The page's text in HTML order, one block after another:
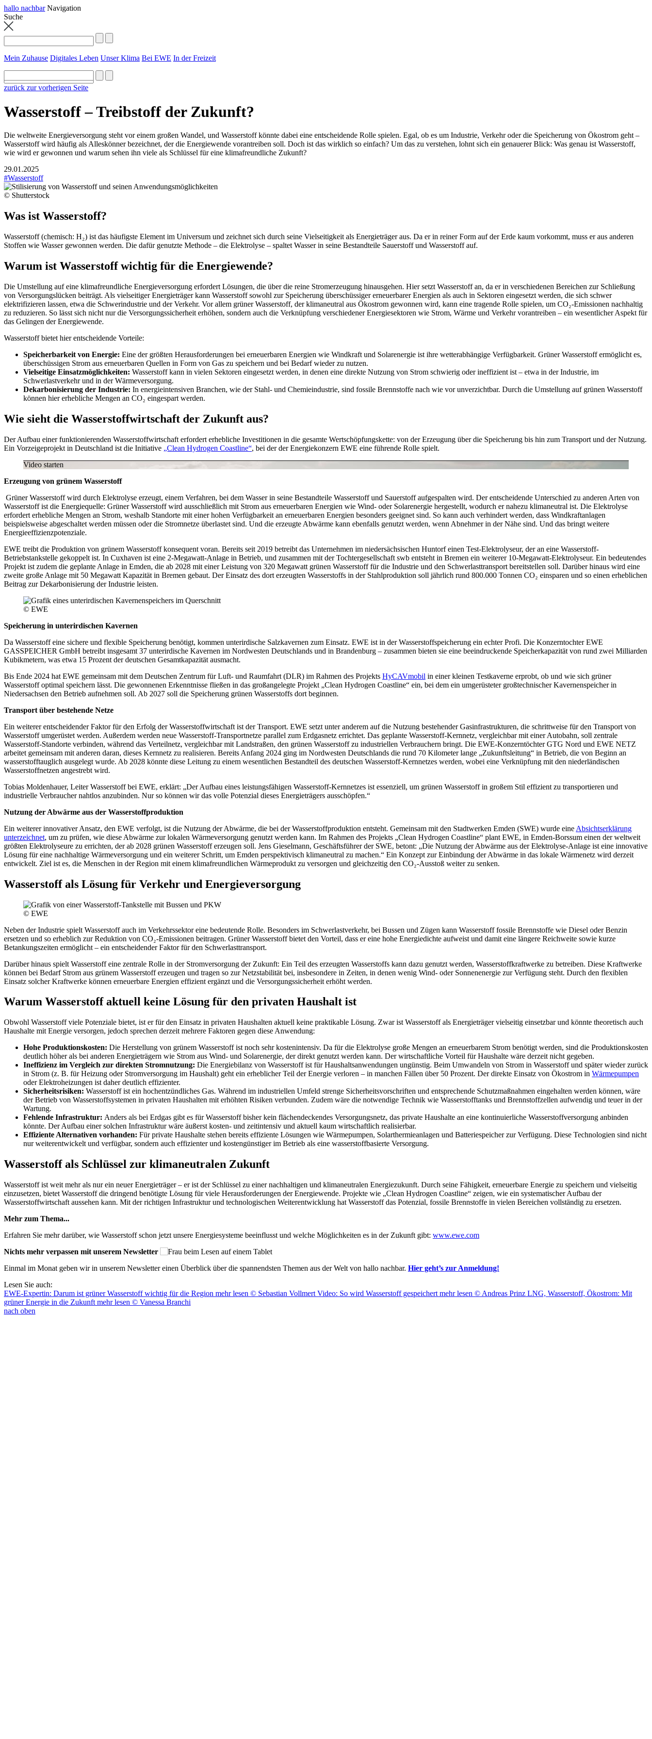
hallo nachbar Navigation
Suche
Mein Zuhause Digitales Leben Unser Klima Bei EWE In der Freizeit
zurück zur vorherigen Seite
Wasserstoff – Treibstoff der Zukunft?
Die weltweite Energieversorgung steht vor einem großen Wandel, und Wasserstoff könnte dabei eine entscheidende Rolle spielen. Egal, ob es um Industrie, Verkehr oder die Speicherung von Ökostrom geht –
Wasserstoff wird häufig als Alleskönner bezeichnet, der die Energiewende vorantreiben soll. Doch ist das wirklich so einfach? Um das zu verstehen, lohnt sich ein genauerer Blick: Was genau ist Wasserstoff,
wie wird er gewonnen und warum sehen ihn viele als Schlüssel für eine klimafreundliche Zukunft?
29.01.2025
#Wasserstoff
© Shutterstock
Was ist Wasserstoff?
Wasserstoff (chemisch: H₂) ist das häufigste Element im Universum und zeichnet sich durch seine Vielseitigkeit als Energieträger aus. Da er in reiner Form auf der Erde kaum vorkommt, muss er aus anderen
Stoffen wie Wasser gewonnen werden. Die dafür genutzte Methode – die Elektrolyse – spaltet Wasser in seine Bestandteile Sauerstoff und Wasserstoff auf.
Warum ist Wasserstoff wichtig für die Energiewende?
Die Umstellung auf eine klimafreundliche Energieversorgung erfordert Lösungen, die über die reine Stromerzeugung hinausgehen. Hier setzt Wasserstoff an, da er in verschiedenen Bereichen zur Schließung
von Versorgungslücken beiträgt. Als vielseitiger Energieträger kann Wasserstoff sowohl zur Speicherung überschüssiger erneuerbarer Energien als auch in Sektoren eingesetzt werden, die sich schwer
elektrifizieren lassen, etwa die Schwerindustrie und der Verkehr. Vor allem grüner Wasserstoff, der klimaneutral aus Ökostrom gewonnen wird, kann eine tragende Rolle spielen, um CO₂-Emissionen nachhaltig
zu reduzieren. So lässt sich nicht nur die Versorgungssicherheit erhöhen, sondern auch die Verknüpfung verschiedener Energiesektoren wie Strom, Wärme und Verkehr vorantreiben – ein wesentlicher Aspekt für
das Gelingen der Energiewende.
Wasserstoff bietet hier entscheidende Vorteile:
Speicherbarkeit von Energie: Eine der größten Herausforderungen bei erneuerbaren Energien wie Windkraft und Solarenergie ist ihre wetterabhängige Verfügbarkeit. Grüner Wasserstoff ermöglicht es,
überschüssigen Strom aus erneuerbaren Quellen in Form von Gas zu speichern und bei Bedarf wieder zu nutzen.
Vielseitige Einsatzmöglichkeiten: Wasserstoff kann in vielen Sektoren eingesetzt werden, in denen eine direkte Nutzung von Strom schwierig oder ineffizient ist – etwa in der Industrie, im
Schwerlastverkehr und in der Wärmeversorgung.
Dekarbonisierung der Industrie: In energieintensiven Branchen, wie der Stahl- und Chemieindustrie, sind fossile Brennstoffe nach wie vor unverzichtbar. Durch die Umstellung auf grünen Wasserstoff
können hier erhebliche Mengen an CO₂ eingespart werden.
Wie sieht die Wasserstoffwirtschaft der Zukunft aus?
Der Aufbau einer funktionierenden Wasserstoffwirtschaft erfordert erhebliche Investitionen in die gesamte Wertschöpfungskette: von der Erzeugung über die Speicherung bis hin zum Transport und der Nutzung.
Ein Vorzeigeprojekt in Deutschland ist die Initiative „Clean Hydrogen Coastline“, bei der der Energiekonzern EWE eine führende Rolle spielt.
Video starten
Erzeugung von grünem Wasserstoff
Grüner Wasserstoff wird durch Elektrolyse erzeugt, einem Verfahren, bei dem Wasser in seine Bestandteile Wasserstoff und Sauerstoff aufgespalten wird. Der entscheidende Unterschied zu anderen Arten von
Wasserstoff ist die Energiequelle: Grüner Wasserstoff wird ausschließlich mit Strom aus erneuerbaren Energien wie Wind- oder Solarenergie hergestellt, wodurch er nahezu klimaneutral ist. Die Elektrolyse
erfordert erhebliche Mengen an Strom, weshalb Standorte mit einer hohen Verfügbarkeit an erneuerbaren Energien besonders geeignet sind. So kann auch verhindert werden, dass Windkraftanlagen
beispielsweise abgeschaltet werden müssen oder die Stromnetze überlastet sind. Und die erzeugte Abwärme kann ebenfalls genutzt werden, wenn Abnehmer in der Nähe sind. Und das bringt weitere
Energieeffizienzpotenziale.
EWE treibt die Produktion von grünem Wasserstoff konsequent voran. Bereits seit 2019 betreibt das Unternehmen im niedersächsischen Huntorf einen Test-Elektrolyseur, der an eine Wasserstoff-
Betriebstankstelle gekoppelt ist. In Cuxhaven ist eine 2-Megawatt-Anlage in Betrieb, und zusammen mit der Tochtergesellschaft swb entsteht in Bremen ein weiterer 10-Megawatt-Elektrolyseur. Ein bedeutendes
Projekt ist zudem die geplante Anlage in Emden, die ab 2028 mit einer Leistung von 320 Megawatt grünen Wasserstoff für die Industrie und den Schwerlasttransport bereitstellen soll. Darüber hinaus wird eine
zweite große Anlage mit 50 Megawatt Kapazität in Bremen gebaut. Der Einsatz des dort erzeugten Wasserstoffs in der Stahlproduktion soll jährlich rund 800.000 Tonnen CO₂ einsparen und so einen erheblichen
Beitrag zur Dekarbonisierung der Industrie leisten.
© EWE
Speicherung in unterirdischen Kavernen
Da Wasserstoff eine sichere und flexible Speicherung benötigt, kommen unterirdische Salzkavernen zum Einsatz. EWE ist in der Wasserstoffspeicherung ein echter Profi. Die Konzerntochter EWE
GASSPEICHER GmbH betreibt insgesamt 37 unterirdische Kavernen im Nordwesten Deutschlands und in Brandenburg – zusammen bieten sie eine beeindruckende Speicherkapazität von rund zwei Milliarden
Kubikmetern, was etwa 15 Prozent der deutschen Gesamtkapazität ausmacht.
Bis Ende 2024 hat EWE gemeinsam mit dem Deutschen Zentrum für Luft- und Raumfahrt (DLR) im Rahmen des Projekts HyCAVmobil in einer kleinen Testkaverne erprobt, ob und wie sich grüner
Wasserstoff optimal speichern lässt. Die gewonnenen Erkenntnisse fließen in das großangelegte Projekt „Clean Hydrogen Coastline“ ein, bei dem ein umgerüsteter großtechnischer Kavernenspeicher in
Niedersachsen den Betrieb aufnehmen soll. Ab 2027 soll die Speicherung grünen Wasserstoffs dort beginnen.
Transport über bestehende Netze
Ein weiterer entscheidender Faktor für den Erfolg der Wasserstoffwirtschaft ist der Transport. EWE setzt unter anderem auf die Nutzung bestehender Gasinfrastrukturen, die schrittweise für den Transport von
Wasserstoff umgerüstet werden. Außerdem werden neue Wasserstoff-Transportnetze parallel zum Erdgasnetz errichtet. Das geplante Wasserstoff-Kernnetz, vergleichbar mit einer Autobahn, soll zentrale
Wasserstoff-Standorte verbinden, während das Verteilnetz, vergleichbar mit Landstraßen, den grünen Wasserstoff zu industriellen Verbrauchern bringt. Die EWE-Konzerntöchter GTG Nord und EWE NETZ
arbeitet gemeinsam mit anderen daran, dieses Kernnetz zu realisieren. Bereits Anfang 2024 ging im Nordwesten Deutschlands die rund 70 Kilometer lange „Zukunftsleitung“ in Betrieb, die von Beginn an
wasserstofftauglich ausgelegt wurde. Ab 2028 könnte diese Leitung zu einem wesentlichen Bestandteil des deutschen Wasserstoff-Kernnetzes werden, wobei eine Verknüpfung mit den niederländischen
Wasserstoffnetzen angestrebt wird.
Tobias Moldenhauer, Leiter Wasserstoff bei EWE, erklärt: „Der Aufbau eines leistungsfähigen Wasserstoff-Kernnetzes ist essenziell, um grünen Wasserstoff in großem Stil effizient zu transportieren und
industrielle Verbraucher nahtlos anzubinden. Nur so können wir das volle Potenzial dieses Energieträgers ausschöpfen.“
Nutzung der Abwärme aus der Wasserstoffproduktion
Ein weiterer innovativer Ansatz, den EWE verfolgt, ist die Nutzung der Abwärme, die bei der Wasserstoffproduktion entsteht. Gemeinsam mit den Stadtwerken Emden (SWE) wurde eine Absichtserklärung
unterzeichnet, um zu prüfen, wie diese Abwärme zur lokalen Wärmeversorgung genutzt werden kann. Im Rahmen des Projekts „Clean Hydrogen Coastline“ plant EWE, in Emden-Borssum einen der weltweit
größten Elektrolyseure zu errichten, der ab 2028 grünen Wasserstoff erzeugen soll. Jens Gieselmann, Geschäftsführer der SWE, betont: „Die Nutzung der Abwärme aus der Elektrolyse-Anlage ist eine innovative
Lösung für eine nachhaltige Wärmeversorgung und ein weiterer Schritt, um Emden perspektivisch klimaneutral zu machen.“ Ein Konzept zur Einbindung der Abwärme in das lokale Wärmenetz wird derzeit
entwickelt. Ziel ist es, die Menschen in der Region mit einem klimafreundlichen Wärmeprodukt zu versorgen und gleichzeitig den CO₂-Ausstoß weiter zu senken.
Wasserstoff als Lösung für Verkehr und Energieversorgung
© EWE
Neben der Industrie spielt Wasserstoff auch im Verkehrssektor eine bedeutende Rolle. Besonders im Schwerlastverkehr, bei Bussen und Zügen kann Wasserstoff fossile Brennstoffe wie Diesel oder Benzin
ersetzen und so erheblich zur Reduktion von CO₂-Emissionen beitragen. Grüner Wasserstoff bietet den Vorteil, dass er eine hohe Energiedichte aufweist und damit eine längere Reichweite sowie kurze
Betankungszeiten ermöglicht – ein entscheidender Faktor für den Schwerlasttransport.
Darüber hinaus spielt Wasserstoff eine zentrale Rolle in der Stromversorgung der Zukunft: Ein Teil des erzeugten Wasserstoffs kann dazu genutzt werden, Wasserstoffkraftwerke zu betreiben. Diese Kraftwerke
können bei Bedarf Strom aus grünem Wasserstoff erzeugen und tragen so zur Netzstabilität bei, insbesondere in Zeiten, in denen wenig Wind- oder Sonnenenergie zur Verfügung steht. Durch den flexiblen
Einsatz solcher Kraftwerke können erneuerbare Energien effizient ergänzt und die Versorgungssicherheit erhöht werden.
Warum Wasserstoff aktuell keine Lösung für den privaten Haushalt ist
Obwohl Wasserstoff viele Potenziale bietet, ist er für den Einsatz in privaten Haushalten aktuell keine praktikable Lösung. Zwar ist Wasserstoff als Energieträger vielseitig einsetzbar und könnte theoretisch auch
Haushalte mit Energie versorgen, jedoch sprechen derzeit mehrere Faktoren gegen diese Anwendung:
Hohe Produktionskosten: Die Herstellung von grünem Wasserstoff ist noch sehr kostenintensiv. Da für die Elektrolyse große Mengen an erneuerbarem Strom benötigt werden, sind die Produktionskosten
deutlich höher als bei anderen Energieträgern wie Strom aus Wind- und Solarenergie, der direkt genutzt werden kann. Der wirtschaftliche Vorteil für Haushalte wäre derzeit nicht gegeben.
Ineffizienz im Vergleich zur direkten Stromnutzung: Die Energiebilanz von Wasserstoff ist für Haushaltsanwendungen ungünstig. Beim Umwandeln von Strom in Wasserstoff und später wieder zurück
in Strom (z. B. für Heizung oder Stromversorgung im Haushalt) geht ein erheblicher Teil der Energie verloren – in manchen Fällen über 50 Prozent. Der direkte Einsatz von Ökostrom in Wärmepumpen
oder Elektroheizungen ist daher deutlich effizienter.
Sicherheitsrisiken: Wasserstoff ist ein hochentzündliches Gas. Während im industriellen Umfeld strenge Sicherheitsvorschriften und entsprechende Schutzmaßnahmen eingehalten werden können, wäre
der Betrieb von Wasserstoffsystemen in privaten Haushalten mit erhöhten Risiken verbunden. Zudem wäre die notwendige Technik wie Wasserstofftanks und Brennstoffzellen aufwendig und teuer in der
Wartung.
Fehlende Infrastruktur: Anders als bei Erdgas gibt es für Wasserstoff bisher kein flächendeckendes Versorgungsnetz, das private Haushalte an eine kontinuierliche Wasserstoffversorgung anbinden
könnte. Der Aufbau einer solchen Infrastruktur wäre äußerst kosten- und zeitintensiv und aktuell kaum wirtschaftlich realisierbar.
Effiziente Alternativen vorhanden: Für private Haushalte stehen bereits effiziente Lösungen wie Wärmepumpen, Solarthermieanlagen und Batteriespeicher zur Verfügung. Diese Technologien sind nicht
nur weiterentwickelt und verfügbar, sondern auch effizienter und kostengünstiger im Betrieb als eine wasserstoffbasierte Versorgung.
Wasserstoff als Schlüssel zur klimaneutralen Zukunft
Wasserstoff ist weit mehr als nur ein neuer Energieträger – er ist der Schlüssel zu einer nachhaltigen und klimaneutralen Energiezukunft. Durch seine Fähigkeit, erneuerbare Energie zu speichern und vielseitig
einzusetzen, bietet Wasserstoff die dringend benötigte Lösung für viele Herausforderungen der Energiewende. Projekte wie „Clean Hydrogen Coastline“ zeigen, wie ein systematischer Aufbau der
Wasserstoffwirtschaft aussehen kann. Mit der richtigen Infrastruktur und technologischen Weiterentwicklung hat Wasserstoff das Potenzial, fossile Brennstoffe in vielen Bereichen vollständig zu ersetzen.
Mehr zum Thema...
Erfahren Sie mehr darüber, wie Wasserstoff schon jetzt unsere Energiesysteme beeinflusst und welche Möglichkeiten es in der Zukunft gibt: www.ewe.com
Nichts mehr verpassen mit unserem Newsletter
Einmal im Monat geben wir in unserem Newsletter einen Überblick über die spannendsten Themen aus der Welt von hallo nachbar. Hier geht’s zur Anmeldung!
Lesen Sie auch:
EWE-Expertin: Darum ist grüner Wasserstoff wichtig für die Region mehr lesen © Sebastian Vollmert Video: So wird Wasserstoff gespeichert mehr lesen © Andreas Prinz LNG, Wasserstoff, Ökostrom: Mit
grüner Energie in die Zukunft mehr lesen © Vanessa Branchi
nach oben